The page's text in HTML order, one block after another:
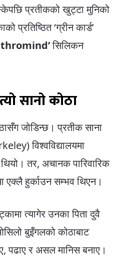
प्रतीकको खुट्टा मुनिको
‘ग्रीन कार्ड’
सिलिकन
सानो कोठा
जोडिन्छ। प्रतीक साना
विश्वविद्यालयमा
तर, अचानक पारिवारिक
एक्लै हुर्काउन सम्भव थिएन।
त्यागेर उनका पिता दुवै
बुइँगलको कोठाबाट
पढाए र असल मानिस बनाए।